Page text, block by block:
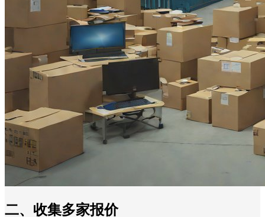
二、收集多家报价